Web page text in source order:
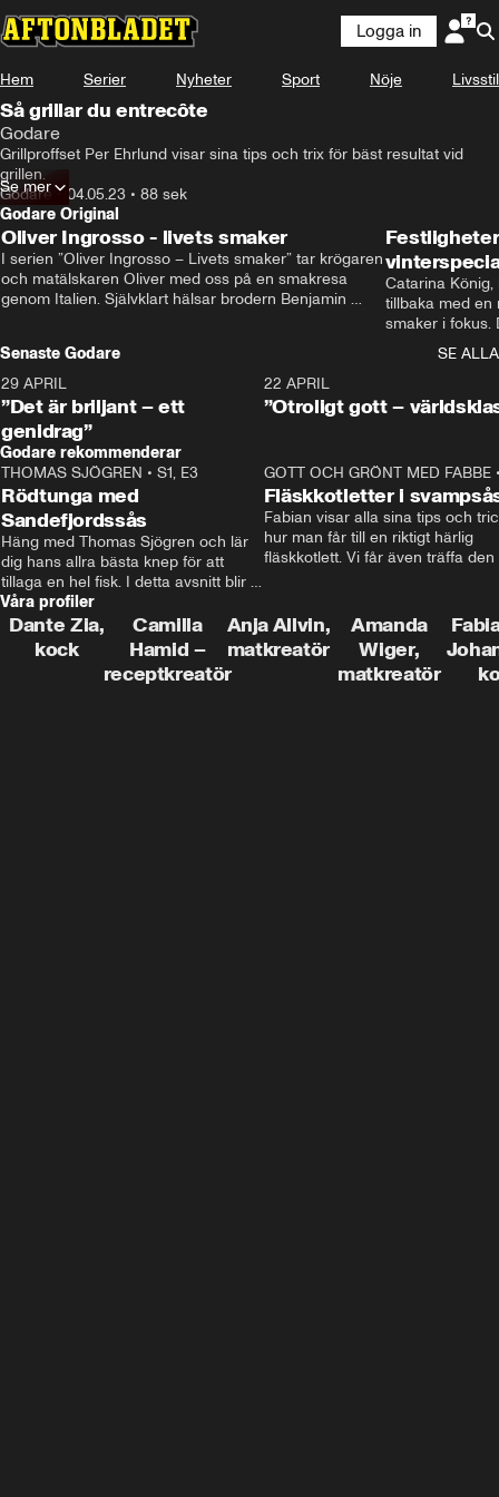
Annons från Godare
Logga in
Hem Serier Nyheter Sport Nöje Livsstil
Så grillar du entrecôte
Godare
Grillproffset Per Ehrlund visar sina tips och trix för bäst resultat vid
grillen.
Godare • 04.05.23 • 88 sek
Se mer
Godare Original
Oliver Ingrosso - livets smaker
I serien ”Oliver Ingrosso – Livets smaker” tar krögaren
och matälskaren Oliver med oss på en smakresa
genom Italien. Självklart hälsar brodern Benjamin
Catarina
tillbaka med en
smaker i fokus.
julfavoriter
Senaste Godare
SE ALLA
29 APRIL
”Det är briljant – ett
genidrag”
22 APRIL
”Otroligt gott –
Godare rekommenderar
THOMAS SJÖGREN • S1, E3
Rödtunga med
Sandefjordssås
Häng med Thomas Sjögren och lär
dig hans allra bästa knep för att
tillaga en hel fisk. I detta avsnitt blir
de helstekt rödtunga med
sandefjordssås och en magisk sallad
på pepparrot och äpple.
GOTT OCH GRÖNT MED FABBE
Fläskkotletter i
Fabian visar alla sina tips och
hur man får till en riktigt härlig
fläskkotlett. Vi får även träffa den
grisbonde på Gotland.
Våra profiler
Dante Zia,
kock
Camilla
Hamid –
receptkreatör
Anja Allvin,
matkreatör
Amanda
Wiger,
matkreatör